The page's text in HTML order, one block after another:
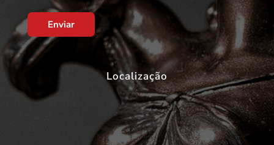
Enviar
Localização